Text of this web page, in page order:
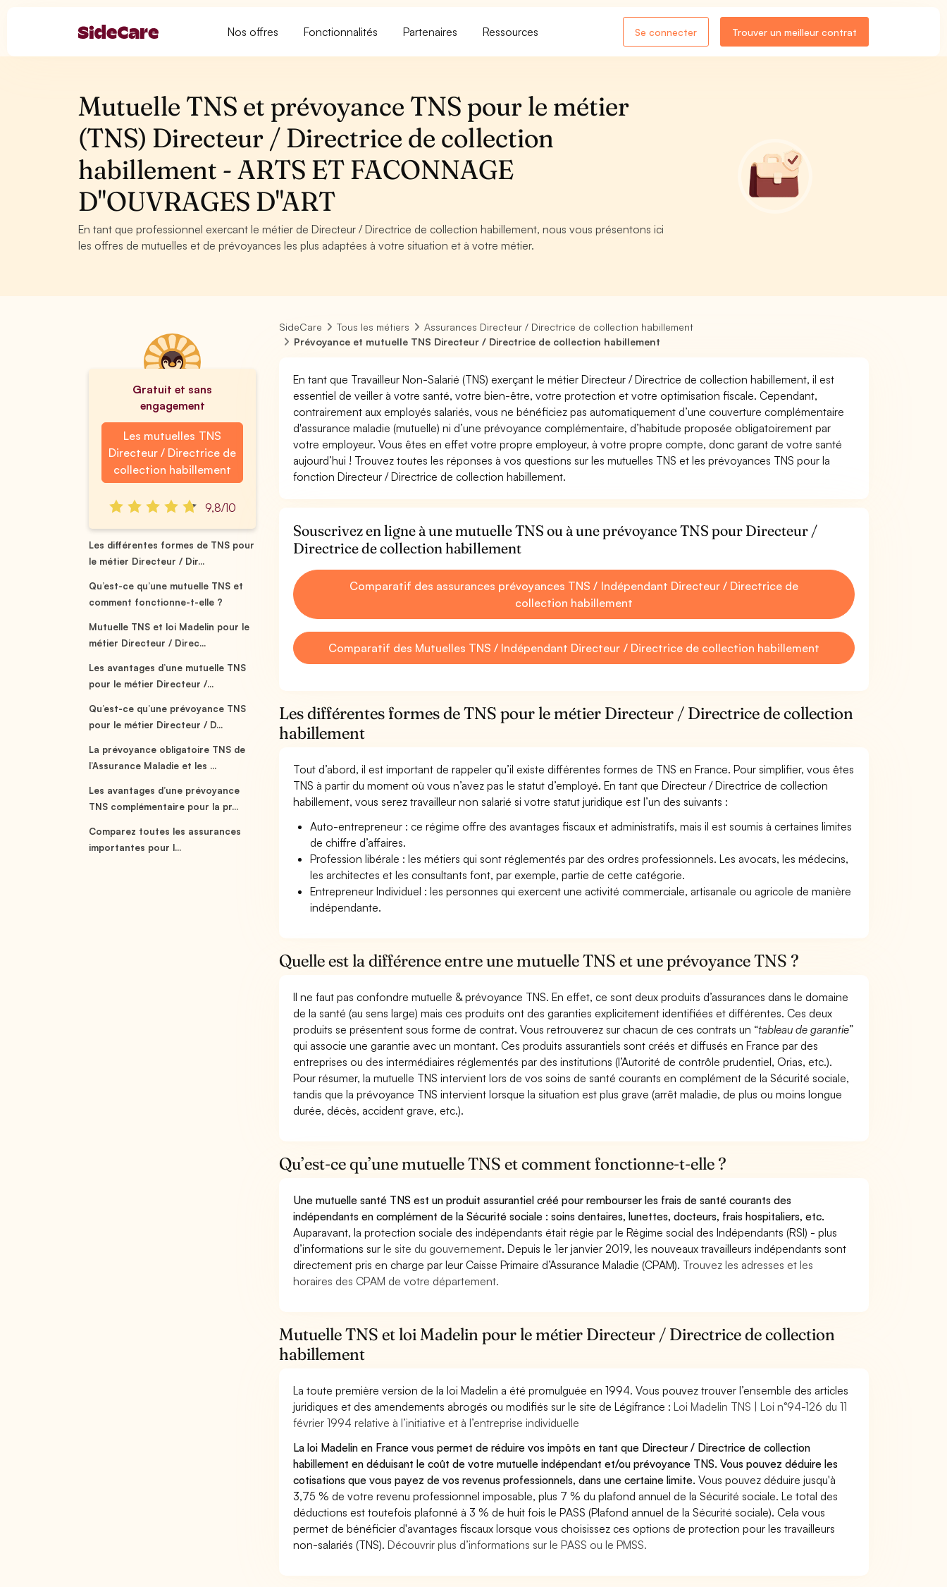
Nos offres Fonctionnalités Partenaires Ressources Se connecter Trouver un meilleur contrat
Mutuelle TNS et prévoyance TNS pour le métier
(TNS) Directeur / Directrice de collection
habillement - ARTS ET FACONNAGE
D''OUVRAGES D''ART
En tant que professionnel exercant le métier de Directeur / Directrice de collection habillement, nous vous présentons ici
les offres de mutuelles et de prévoyances les plus adaptées à votre situation et à votre métier.
Gratuit et sans
engagement
Les mutuelles TNS
Directeur / Directrice de
collection habillement
9,8/10
Les différentes formes de TNS pour
le métier Directeur / Dir...
Qu’est-ce qu’une mutuelle TNS et
comment fonctionne-t-elle ?
Mutuelle TNS et loi Madelin pour le
métier Directeur / Direc...
Les avantages d’une mutuelle TNS
pour le métier Directeur /...
Qu’est-ce qu’une prévoyance TNS
pour le métier Directeur / D...
La prévoyance obligatoire TNS de
l’Assurance Maladie et les ...
Les avantages d’une prévoyance
TNS complémentaire pour la pr...
Comparez toutes les assurances
importantes pour l...
SideCare Tous les métiers
Assurances Directeur / Directrice de collection habillement
Prévoyance et mutuelle TNS Directeur / Directrice de collection habillement
En tant que Travailleur Non-Salarié (TNS) exerçant le métier Directeur / Directrice de collection habillement, il est
essentiel de veiller à votre santé, votre bien-être, votre protection et votre optimisation fiscale. Cependant,
contrairement aux employés salariés, vous ne bénéficiez pas automatiquement d’une couverture complémentaire
d'assurance maladie (mutuelle) ni d’une prévoyance complémentaire, d’habitude proposée obligatoirement par
votre employeur. Vous êtes en effet votre propre employeur, à votre propre compte, donc garant de votre santé
aujourd’hui ! Trouvez toutes les réponses à vos questions sur les mutuelles TNS et les prévoyances TNS pour la
fonction Directeur / Directrice de collection habillement.
Souscrivez en ligne à une mutuelle TNS ou à une prévoyance TNS pour Directeur /
Directrice de collection habillement
Comparatif des assurances prévoyances TNS / Indépendant Directeur / Directrice de
collection habillement
Comparatif des Mutuelles TNS / Indépendant Directeur / Directrice de collection habillement
Les différentes formes de TNS pour le métier Directeur / Directrice de collection
habillement
Tout d’abord, il est important de rappeler qu’il existe différentes formes de TNS en France. Pour simplifier, vous êtes
TNS à partir du moment où vous n’avez pas le statut d’employé. En tant que Directeur / Directrice de collection
habillement, vous serez travailleur non salarié si votre statut juridique est l’un des suivants :
Auto-entrepreneur : ce régime offre des avantages fiscaux et administratifs, mais il est soumis à certaines limites
de chiffre d’affaires.
Profession libérale : les métiers qui sont réglementés par des ordres professionnels. Les avocats, les médecins,
les architectes et les consultants font, par exemple, partie de cette catégorie.
Entrepreneur Individuel : les personnes qui exercent une activité commerciale, artisanale ou agricole de manière
indépendante.
Quelle est la différence entre une mutuelle TNS et une prévoyance TNS ?
Il ne faut pas confondre mutuelle & prévoyance TNS. En effet, ce sont deux produits d’assurances dans le domaine
de la santé (au sens large) mais ces produits ont des garanties explicitement identifiées et différentes. Ces deux
produits se présentent sous forme de contrat. Vous retrouverez sur chacun de ces contrats un “tableau de garantie”
qui associe une garantie avec un montant. Ces produits assurantiels sont créés et diffusés en France par des
entreprises ou des intermédiaires réglementés par des institutions (l’Autorité de contrôle prudentiel, Orias, etc.).
Pour résumer, la mutuelle TNS intervient lors de vos soins de santé courants en complément de la Sécurité sociale,
tandis que la prévoyance TNS intervient lorsque la situation est plus grave (arrêt maladie, de plus ou moins longue
durée, décès, accident grave, etc.).
Qu’est-ce qu’une mutuelle TNS et comment fonctionne-t-elle ?
Une mutuelle santé TNS est un produit assurantiel créé pour rembourser les frais de santé courants des
indépendants en complément de la Sécurité sociale : soins dentaires, lunettes, docteurs, frais hospitaliers, etc.
Auparavant, la protection sociale des indépendants était régie par le Régime social des Indépendants (RSI) - plus
d’informations surle site du gouvernement. Depuis le 1er janvier 2019, les nouveaux travailleurs indépendants sont
directement pris en charge par leur Caisse Primaire d’Assurance Maladie (CPAM). Trouvez les adresses et les
horaires des CPAM de votre département.
Mutuelle TNS et loi Madelin pour le métier Directeur / Directrice de collection
habillement
La toute première version de la loi Madelin a été promulguée en 1994. Vous pouvez trouver l’ensemble des articles
juridiques et des amendements abrogés ou modifiés sur le site de Légifrance :Loi Madelin TNS | Loi n°94-126 du 11
février 1994 relative à l’initiative et à l’entreprise individuelle
La loi Madelin en France vous permet de réduire vos impôts en tant que Directeur / Directrice de collection
habillement en déduisant le coût de votre mutuelle indépendant et/ou prévoyance TNS. Vous pouvez déduire les
cotisations que vous payez de vos revenus professionnels, dans une certaine limite.Vous pouvez déduire jusqu'à
3,75 % de votre revenu professionnel imposable, plus 7 % du plafond annuel de la Sécurité sociale. Le total des
déductions est toutefois plafonné à 3 % de huit fois le PASS (Plafond annuel de la Sécurité sociale). Cela vous
permet de bénéficier d'avantages fiscaux lorsque vous choisissez ces options de protection pour les travailleurs
non-salariés (TNS).Découvrir plus d’informations sur le PASS ou le PMSS.